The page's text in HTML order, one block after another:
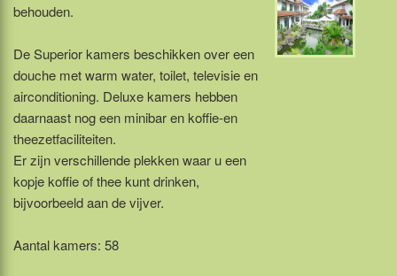
behouden.
De Superior kamers beschikken over een
douche met warm water, toilet, televisie en
airconditioning. Deluxe kamers hebben
daarnaast nog een minibar en koffie-en
theezetfaciliteiten.
Er zijn verschillende plekken waar u een
kopje koffie of thee kunt drinken,
bijvoorbeeld aan de vijver.
Aantal kamers: 58